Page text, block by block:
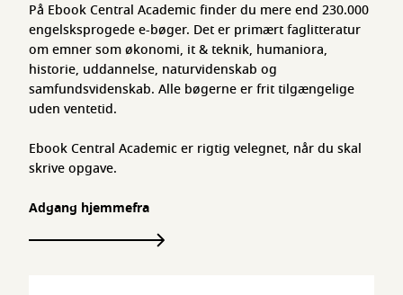
På Ebook Central Academic finder du mere end 230.000
engelsksprogede e-bøger. Det er primært faglitteratur
om emner som økonomi, it & teknik, humaniora,
historie, uddannelse, naturvidenskab og
samfundsvidenskab. Alle bøgerne er frit tilgængelige
uden ventetid.
Ebook Central Academic er rigtig velegnet, når du skal
skrive opgave.
Adgang hjemmefra